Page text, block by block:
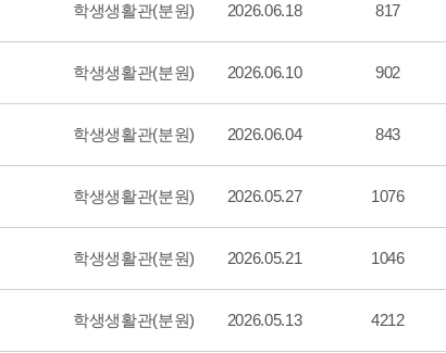
학생생활관(분원) 2026.06.18 817
학생생활관(분원) 2026.06.10 902
학생생활관(분원) 2026.06.04 843
학생생활관(분원) 2026.05.27 1076
학생생활관(분원) 2026.05.21 1046
학생생활관(분원) 2026.05.13 4212